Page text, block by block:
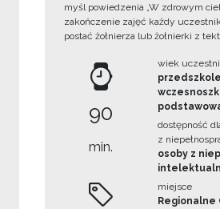
myśl powiedzenia „W zdrowym
zakończenie zajęć każdy
postać żołnierza lub żołnierki z
90
min.
wiek
dostępność
z
osoby z
miejsce
Regionalne